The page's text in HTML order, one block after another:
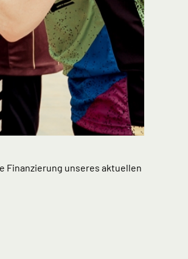
Finanzierung unseres aktuellen